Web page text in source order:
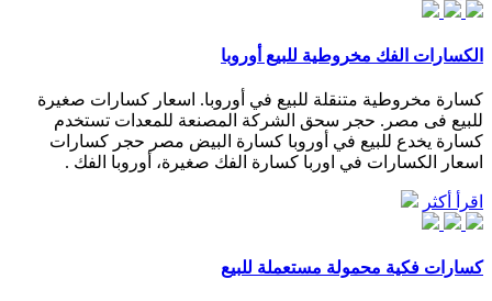
الكسارات الفك مخروطية للبيع أوروبا
كسارة مخروطية متنقلة للبيع في أوروبا. اسعار كسارات صغيرة
للبيع فى مصر. حجر سحق الشركة المصنعة للمعدات تستخدم
كسارة يخدع للبيع في أوروبا كسارة البيض مصر حجر كسارات
اسعار الكسارات في اوربا كسارة الفك صغيرة، أوروبا الفك .
اقرأ أكثر
كسارات فكية محمولة مستعملة للبيع